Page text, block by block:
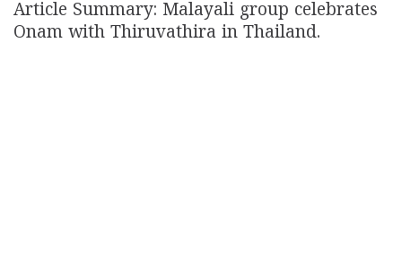
Article Summary: Malayali group celebrates
Onam with Thiruvathira in Thailand.